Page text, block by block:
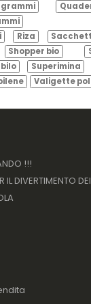
grammi
Riza
Shopper bio
Superimina
Valigette
!!!
IL DIVERTIMENTO